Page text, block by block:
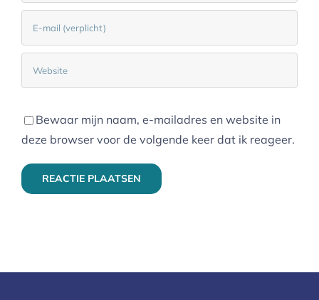
Bewaar mijn naam, e-mailadres en website in
deze browser voor de volgende keer dat ik reageer.